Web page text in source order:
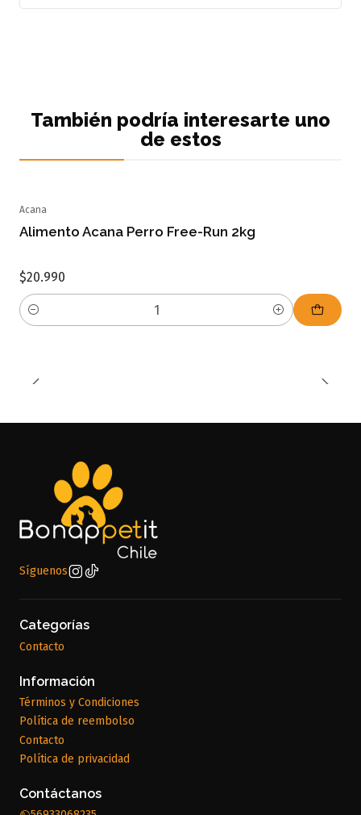
También podría interesarte uno
de estos
Acana
Alimento Acana Perro Free-Run 2kg
$20.990
Cantidad
Síguenos
Categorías
Contacto
Información
Términos y Condiciones
Política de reembolso
Contacto
Política de privacidad
Contáctanos